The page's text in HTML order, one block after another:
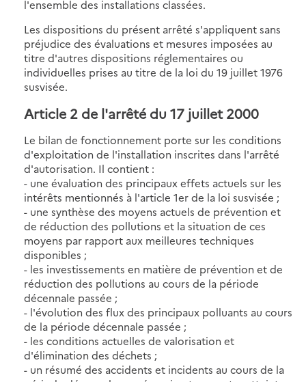
l'ensemble des installations classées.
Les dispositions du présent arrêté s'appliquent sans
préjudice des évaluations et mesures imposées au
titre d'autres dispositions réglementaires ou
individuelles prises au titre de la loi du 19 juillet 1976
susvisée.
Article 2 de l'arrêté du 17 juillet 2000
Le bilan de fonctionnement porte sur les conditions
d'exploitation de l'installation inscrites dans l'arrêté
d'autorisation. Il contient :
- une évaluation des principaux effets actuels sur les
intérêts mentionnés à l'article 1er de la loi susvisée ;
- une synthèse des moyens actuels de prévention et
de réduction des pollutions et la situation de ces
moyens par rapport aux meilleures techniques
disponibles ;
- les investissements en matière de prévention et de
réduction des pollutions au cours de la période
décennale passée ;
- l'évolution des flux des principaux polluants au cours
de la période décennale passée ;
- les conditions actuelles de valorisation et
d'élimination des déchets ;
- un résumé des accidents et incidents au cours de la